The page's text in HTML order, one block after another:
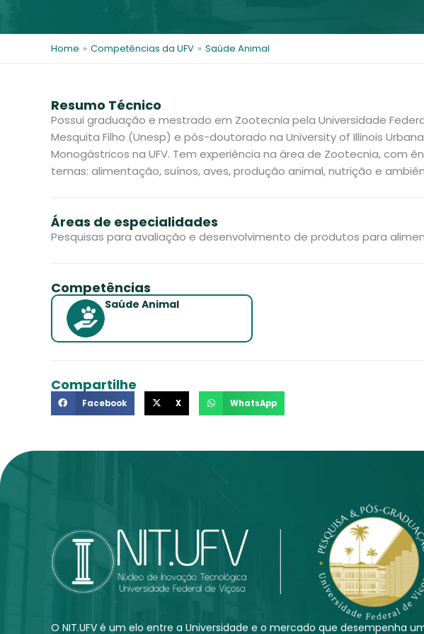
s d
i
Home » Competências da UFV » Saúde Animal
Resumo Técnico
Possui graduação e mestrado em Zootecnia pela Universidade
Mesquita Filho (Unesp) e pós-doutorado na University of Illinois
Monogástricos na UFV. Tem experiência na área de Zootecnia, com
temas: alimentação, suínos, aves, produção animal, nutrição e
Áreas de especialidades
Pesquisas para avaliação e desenvolvimento de produtos para
Competências
Saúde Animal
Compartilhe
Facebook X WhatsApp
O NIT.UFV é um elo entre a Universidade e o mercado que desempenha